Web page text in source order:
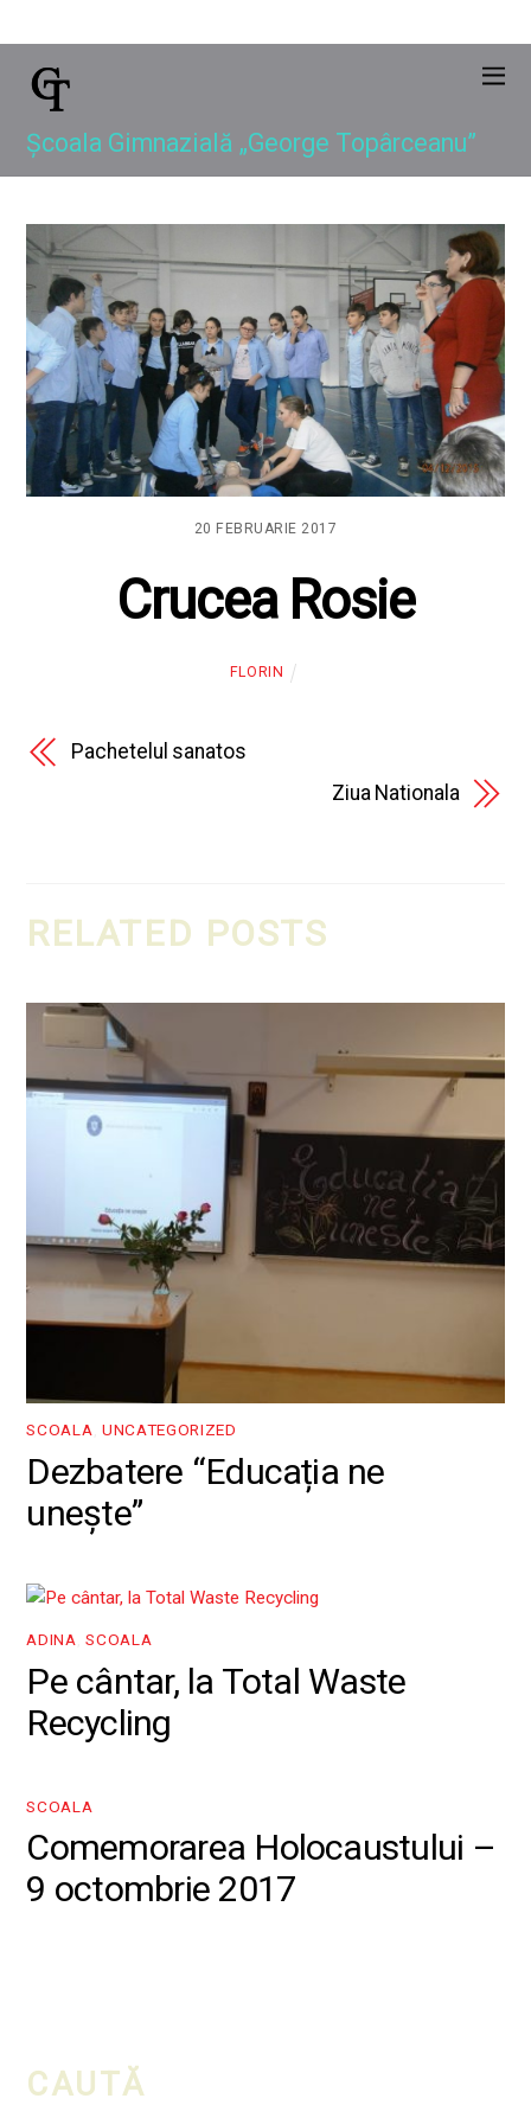
Școala Gimnazială „George Topârceanu”
20 FEBRUARIE 2017
Crucea Rosie
FLORIN
Pachetelul sanatos
Ziua Nationala
RELATED POSTS
SCOALA UNCATEGORIZED
Dezbatere “Educația ne
unește”
ADINA ,SCOALA
Pe cântar, la Total Waste
Recycling
SCOALA
Comemorarea Holocaustului –
9 octombrie 2017
CAUTĂ